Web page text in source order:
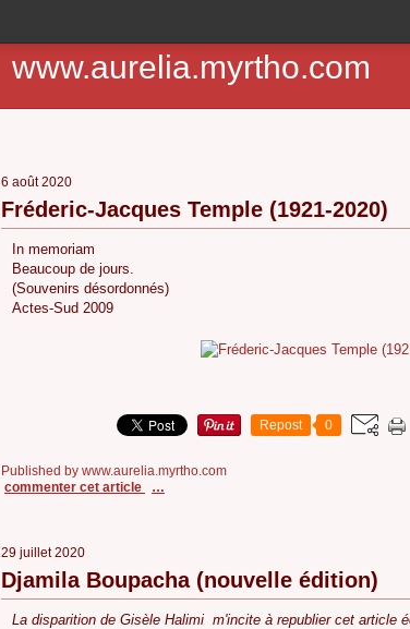
www.aurelia.myrtho.com
6 août 2020
Fréderic-Jacques Temple (1921-2020)
In memoriam
Beaucoup de jours.
(Souvenirs désordonnés)
Actes-Sud 2009
Repost 0
Published by www.aurelia.myrtho.com
commenter cet article
…
29 juillet 2020
Djamila Boupacha (nouvelle édition)
La disparition de Gisèle Halimi m'incite à republier cet article